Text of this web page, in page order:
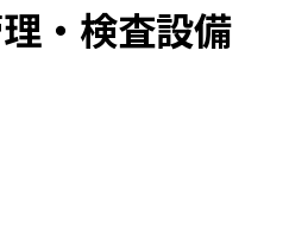
・検査設備